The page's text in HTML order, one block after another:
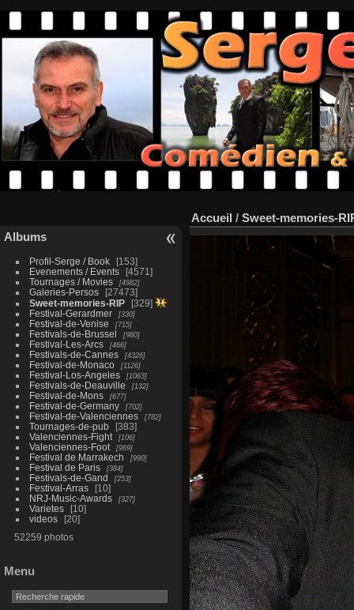
Albums
Profil-Serge / Book
153
Evenements / Events
4571
Tournages / Movies
4982
Galeries-Persos
27473
Sweet-memories-RIP
329
Festival-Gerardmer
330
Festival-de-Venise 715
Festivals-de-Brussel 980
Festival-Les-Arcs 466
Festivals-de-Cannes 4326
Festival-de-Monaco 1126
Festival-Los-Angeles 1063
Festivals-de-Deauville 132
Festival-de-Mons 677
Festival-de-Germany 702
Festival-de-Valenciennes 782
Tournages-de-pub
383
Valenciennes-Fight
106
Valenciennes-Foot 969
Festival de Marrakech 990
Festival de Paris 384
Festivals-de-Gand 253
Festival-Arras
10
NRJ-Music-Awards
327
Varietes
10
videos
20
52259 photos
Menu
Accueil / Sweet-memories-